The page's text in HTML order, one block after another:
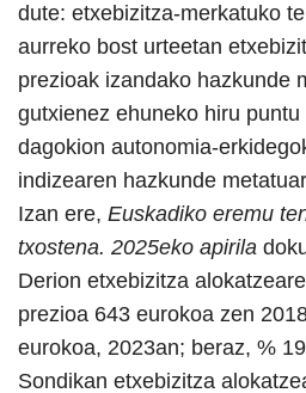
dute: etxebizitza-merkatuko
aurreko bost urteetan
prezioak izandako hazkunde
gutxienez ehuneko hiru
dagokion autonomia-
indizearen hazkunde
Izan ere, Euskadiko eremu
txostena. 2025eko apirila
Derion etxebizitza
prezioa 643 eurokoa zen
eurokoa, 2023an; beraz, %
Sondikan etxebizitza